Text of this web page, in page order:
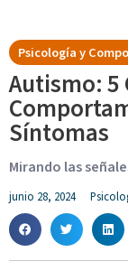
Psicología y
Autismo: 5
Síntomas
Mirando las
junio 28, 2024